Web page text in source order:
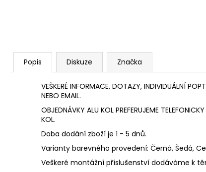
Popis Diskuze Značka
VEŠKERÉ INFORMACE, DOTAZY, INDIVIDUÁLNÍ
NEBO EMAIL.
OBJEDNÁVKY ALU KOL PREFERUJEME
KOL.
Doba dodání zboží je 1 - 5 dnů.
Varianty barevného provedení: Černá, Šedá,
Veškeré montážní příslušenství dodáváme k